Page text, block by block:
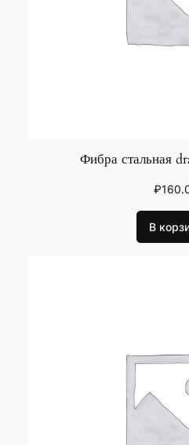
Фибра стальная
₽
В